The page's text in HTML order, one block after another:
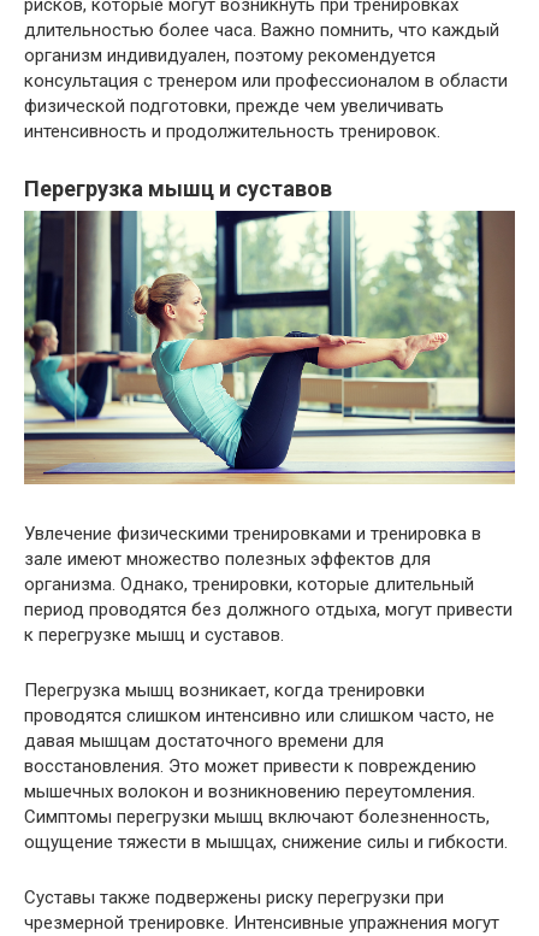
рисков, которые могут возникнуть при тренировках
длительностью более часа. Важно помнить, что каждый
организм индивидуален, поэтому рекомендуется
консультация с тренером или профессионалом в области
физической подготовки, прежде чем увеличивать
интенсивность и продолжительность тренировок.
Перегрузка мышц и суставов
Увлечение физическими тренировками и тренировка в
зале имеют множество полезных эффектов для
организма. Однако, тренировки, которые длительный
период проводятся без должного отдыха, могут привести
к перегрузке мышц и суставов.
Перегрузка мышц возникает, когда тренировки
проводятся слишком интенсивно или слишком часто, не
давая мышцам достаточного времени для
восстановления. Это может привести к повреждению
мышечных волокон и возникновению переутомления.
Симптомы перегрузки мышц включают болезненность,
ощущение тяжести в мышцах, снижение силы и гибкости.
Суставы также подвержены риску перегрузки при
чрезмерной тренировке. Интенсивные упражнения могут